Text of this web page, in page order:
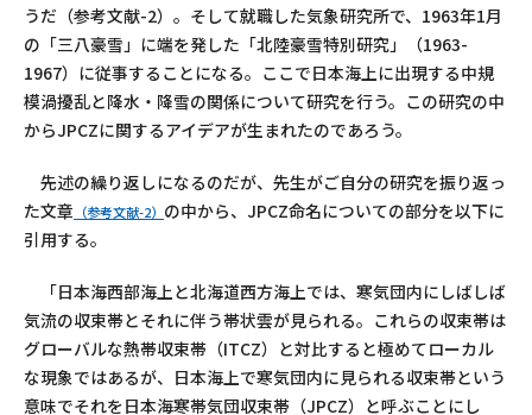
うだ（参考文献-2）。そして就職した気象研究所で、1963年1月
の「三八豪雪」に端を発した「北陸豪雪特別研究」（1963-
1967）に従事することになる。ここで日本海上に出現する中規
模渦擾乱と降水・降雪の関係について研究を行う。この研究の中
からJPCZに関するアイデアが生まれたのであろう。
先述の繰り返しになるのだが、先生がご自分の研究を振り返っ
た文章 （参考文献-2） の中から、JPCZ命名についての部分を以下に
引用する。
「日本海西部海上と北海道西方海上では、寒気団内にしばしば
気流の収束帯とそれに伴う帯状雲が見られる。これらの収束帯は
グローバルな熱帯収束帯（ITCZ）と対比すると極めてローカル
な現象ではあるが、日本海上で寒気団内に見られる収束帯という
意味でそれを日本海寒帯気団収束帯（JPCZ）と呼ぶことにし